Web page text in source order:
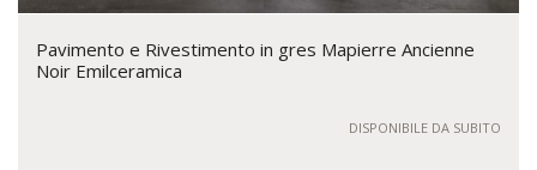
Pavimento e Rivestimento in gres Mapierre Ancienne
Noir Emilceramica
DISPONIBILE DA SUBITO